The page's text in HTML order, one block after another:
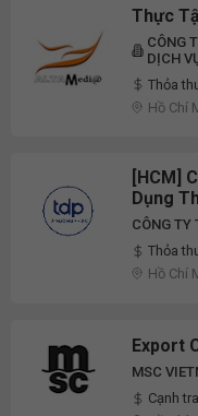
Thực
CÔNG
DỊCH
Thỏa
Hồ Chí
[HCM]
Dụng
Hàng/
Kinh
Chăm
Admin/
CÔNG TY
Thỏa
Hồ Chí
Export
MSC
Cạnh